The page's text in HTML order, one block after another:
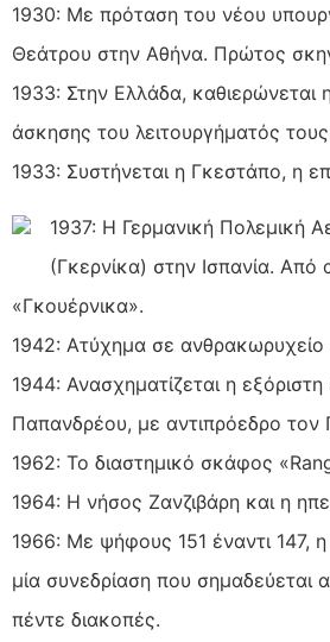
1930: Με πρόταση του νέου
Θεάτρου στην Αθήνα. Πρώτος
1933: Στην Ελλάδα, καθιερώνεται
άσκησης του λειτουργήματός
1933: Συστήνεται η Γκεστάπο, η
1937: Η Γερμανική Πολεμική
(Γκερνίκα) στην Ισπανία.
«Γκουέρνικα».
1942: Ατύχημα σε
1944: Ανασχηματίζεται η
Παπανδρέου, με αντιπρόεδρο
1962: Το διαστημικό σκάφος
1964: Η νήσος Ζανζιβάρη και η
1966: Με ψήφους 151 έναντι 147,
μία συνεδρίαση που
πέντε διακοπές.